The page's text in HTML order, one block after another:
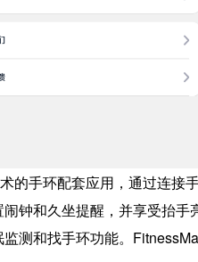
手环配套应用，通过连接
钟和久坐提醒，并享受抬手
测和找手环功能。